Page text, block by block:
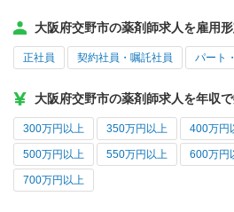
大阪府交野市の薬剤師求人を雇用
正社員 契約社員・嘱託社員 パート
大阪府交野市の薬剤師求人を年収
300万円以上 350万円以上 400万円
500万円以上 550万円以上 600万円
700万円以上